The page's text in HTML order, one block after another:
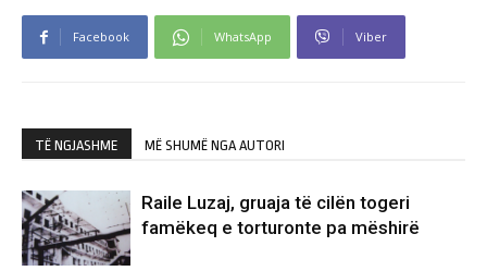
Facebook WhatsApp Viber
TË NGJASHME MË SHUMË NGA AUTORI
Raile Luzaj, gruaja të cilën togeri
famëkeq e torturonte pa mëshirë